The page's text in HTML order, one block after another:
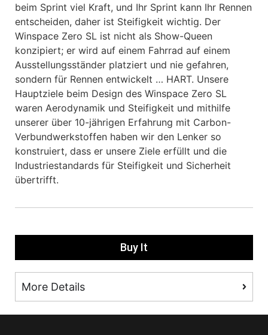
beim Sprint viel Kraft, und Ihr Sprint kann Ihr Rennen
entscheiden, daher ist Steifigkeit wichtig. Der
Winspace Zero SL ist nicht als Show-Queen
konzipiert; er wird auf einem Fahrrad auf einem
Ausstellungsständer platziert und nie gefahren,
sondern für Rennen entwickelt … HART. Unsere
Hauptziele beim Design des Winspace Zero SL
waren Aerodynamik und Steifigkeit und mithilfe
unserer über 10-jährigen Erfahrung mit Carbon-
Verbundwerkstoffen haben wir den Lenker so
konstruiert, dass er unsere Ziele erfüllt und die
Industriestandards für Steifigkeit und Sicherheit
übertrifft.
Buy It
More Details